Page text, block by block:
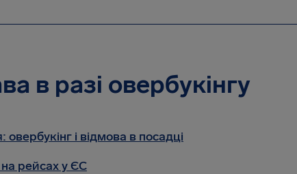
в разі овербукінгу
і відмова в посадці
рейсах у ЄС